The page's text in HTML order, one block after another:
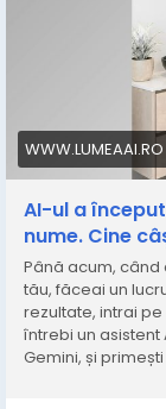
https://
c/
pentru-orice-
romania-
instituiilor-
WWW.LUMEAAI.RO
AI-ul a
nume. Cine
Până acum, când
tău, făceai un
rezultate, intrai
întrebi un asistent
Gemini, și
afaceri și cu